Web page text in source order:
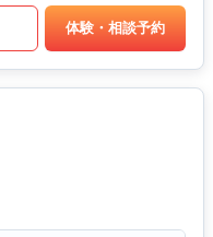
体験・相談予約